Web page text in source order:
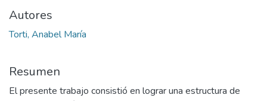
Autores
Torti, Anabel María
Resumen
El presente trabajo consistió en lograr una estructura de